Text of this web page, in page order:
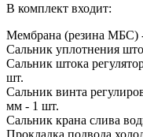
В комплект входит:
Мембрана (резина МБС)
Сальник уплотнения
Сальник штока
шт.
Сальник винта
мм - 1 шт.
Сальник крана слива